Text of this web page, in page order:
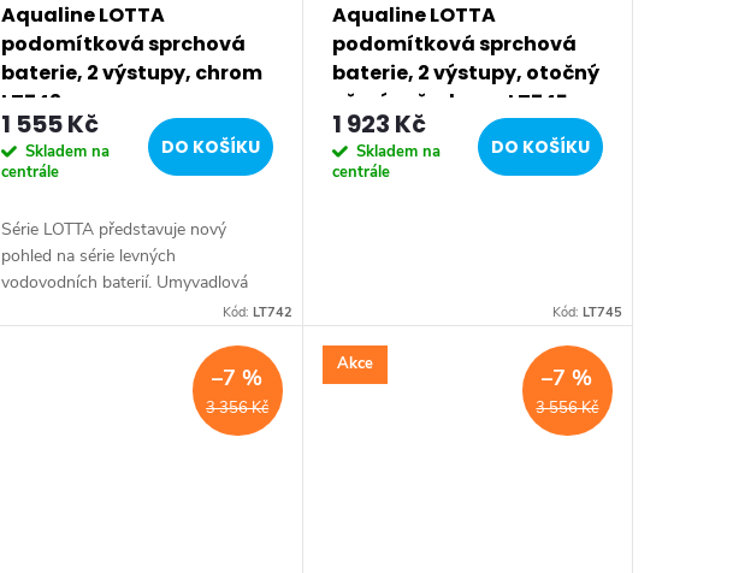
Aqualine LOTTA
podomítková sprchová
baterie, 2 výstupy, chrom
LT742
1 555 Kč
Skladem na
centrále
DO KOŠÍKU
Série LOTTA představuje nový
pohled na série levných
vodovodních baterií. Umyvadlová
stojánková baterie má dostatečnou
pohodlné omytí rukou. Série:...
Kód: LT742
Aqualine LOTTA
podomítková sprchová
baterie, 2 výstupy, otočný
přepínač, chrom LT745
1 923 Kč
Skladem na
centrále
DO KOŠÍKU
Kód: LT745
3 356 Kč
–7 % Akce
3 556 Kč
–7 %